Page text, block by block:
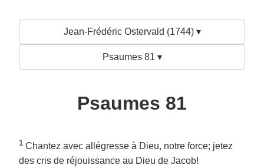
Jean-Frédéric Ostervald (1744) ▾
Psaumes 81 ▾
Psaumes 81
1 Chantez avec allégresse à Dieu, notre force; jetez
des cris de réjouissance au Dieu de Jacob!